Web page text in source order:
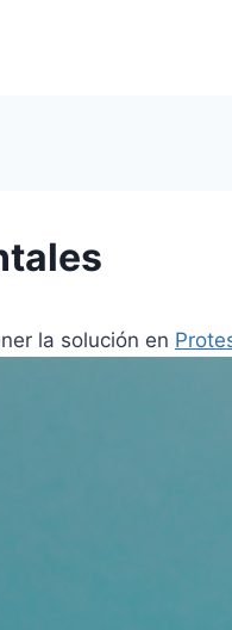
la solución en